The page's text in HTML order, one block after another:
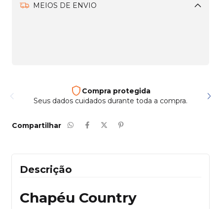
MEIOS DE ENVIO
Frete e entrega
Enviamos para todo país
Compartilhar
Descrição
Chapéu Country